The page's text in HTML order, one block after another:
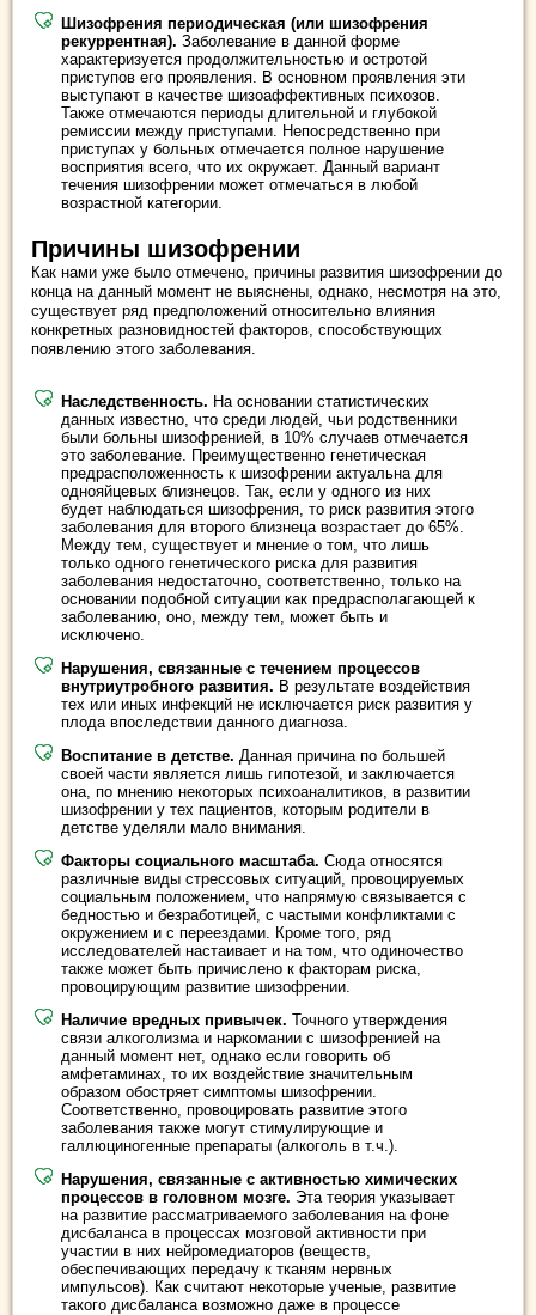
Шизофрения периодическая (или шизофрения
рекуррентная). Заболевание в данной форме
характеризуется продолжительностью и остротой
приступов его проявления. В основном проявления эти
выступают в качестве шизоаффективных психозов.
Также отмечаются периоды длительной и глубокой
ремиссии между приступами. Непосредственно при
приступах у больных отмечается полное нарушение
восприятия всего, что их окружает. Данный вариант
течения шизофрении может отмечаться в любой
возрастной категории.
Причины шизофрении
Как нами уже было отмечено, причины развития шизофрении до
конца на данный момент не выяснены, однако, несмотря на это,
существует ряд предположений относительно влияния
конкретных разновидностей факторов, способствующих
появлению этого заболевания.
Наследственность. На основании статистических
данных известно, что среди людей, чьи родственники
были больны шизофренией, в 10% случаев отмечается
это заболевание. Преимущественно генетическая
предрасположенность к шизофрении актуальна для
однояйцевых близнецов. Так, если у одного из них
будет наблюдаться шизофрения, то риск развития этого
заболевания для второго близнеца возрастает до 65%.
Между тем, существует и мнение о том, что лишь
только одного генетического риска для развития
заболевания недостаточно, соответственно, только на
основании подобной ситуации как предрасполагающей к
заболеванию, оно, между тем, может быть и
исключено.
Нарушения, связанные с течением процессов
внутриутробного развития. В результате воздействия
тех или иных инфекций не исключается риск развития у
плода впоследствии данного диагноза.
Воспитание в детстве. Данная причина по большей
своей части является лишь гипотезой, и заключается
она, по мнению некоторых психоаналитиков, в развитии
шизофрении у тех пациентов, которым родители в
детстве уделяли мало внимания.
Факторы социального масштаба. Сюда относятся
различные виды стрессовых ситуаций, провоцируемых
социальным положением, что напрямую связывается с
бедностью и безработицей, с частыми конфликтами с
окружением и с переездами. Кроме того, ряд
исследователей настаивает и на том, что одиночество
также может быть причислено к факторам риска,
провоцирующим развитие шизофрении.
Наличие вредных привычек. Точного утверждения
связи алкоголизма и наркомании с шизофренией на
данный момент нет, однако если говорить об
амфетаминах, то их воздействие значительным
образом обостряет симптомы шизофрении.
Соответственно, провоцировать развитие этого
заболевания также могут стимулирующие и
галлюциногенные препараты (алкоголь в т.ч.).
Нарушения, связанные с активностью химических
процессов в головном мозге. Эта теория указывает
на развитие рассматриваемого заболевания на фоне
дисбаланса в процессах мозговой активности при
участии в них нейромедиаторов (веществ,
обеспечивающих передачу к тканям нервных
импульсов). Как считают некоторые ученые, развитие
такого дисбаланса возможно даже в процессе